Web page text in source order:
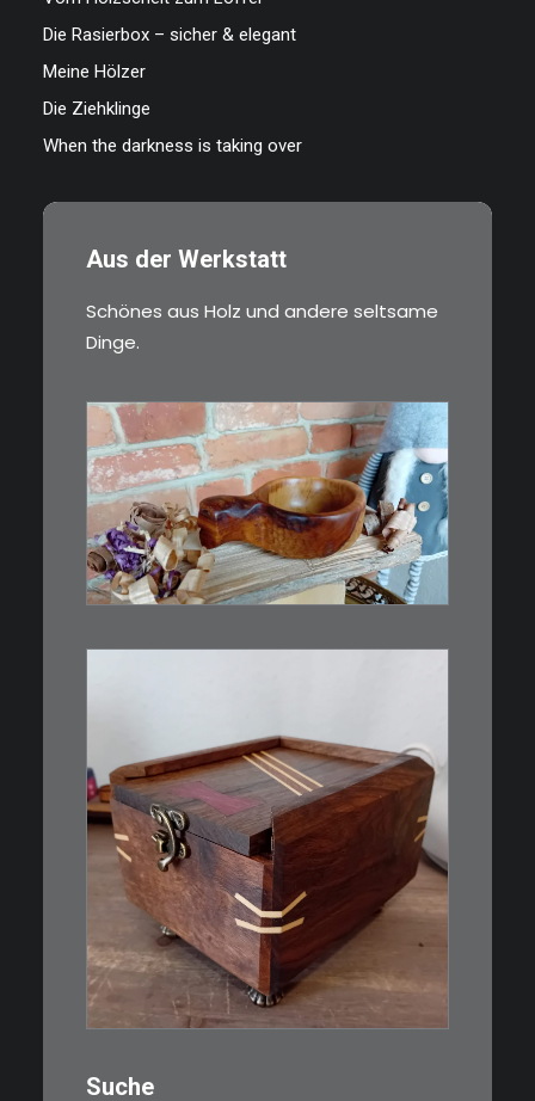
Die Rasierbox – sicher & elegant
Meine Hölzer
Die Ziehklinge
When the darkness is taking over
Aus der Werkstatt
Schönes aus Holz und andere seltsame
Dinge.
€15,00
Ein Holzbecher im Wikinger-Stil.
Inspiriert…
€39,00
Eine kleine, simple Schatulle
aus Nussbaum…
Suche